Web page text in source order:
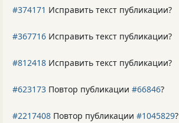
#374171 Исправить текст публикации?
#367716 Исправить текст публикации?
#812418 Исправить текст публикации?
#623173 Повтор публикации #66846?
#2217408 Повтор публикации #1045829?